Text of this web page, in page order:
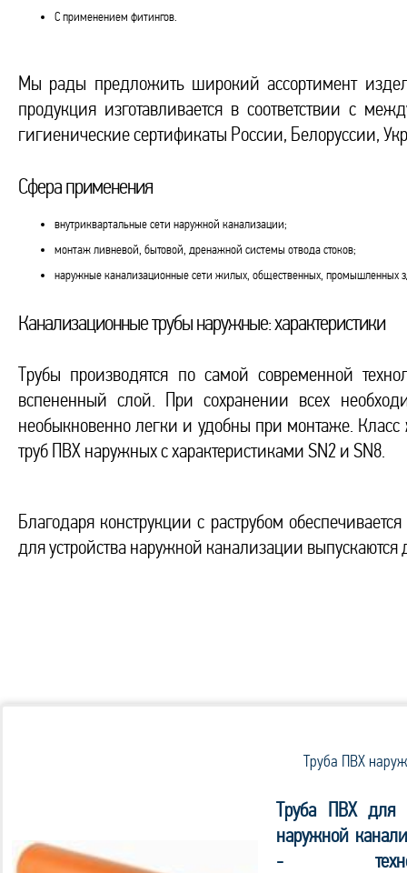
С применением фитингов.
Мы рады предложить широкий ассортимент
продукция изготавливается в соответствии с
гигиенические сертификаты России, Белоруссии,
Сфера применения
внутриквартальные сети наружной канализации;
монтаж ливневой, бытовой, дренажной системы отвода стоков;
наружные канализационные сети жилых, общественных, промышленных
Канализационные трубы наружные: характеристики
Трубы производятся по самой современной
вспененный слой. При сохранении всех
необыкновенно легки и удобны при монтаже.
труб ПВХ наружных с характеристиками SN2 и SN8.
Благодаря конструкции с раструбом
для устройства наружной канализации
Труба ПВХ
Труба ПВХ для
наружной
-